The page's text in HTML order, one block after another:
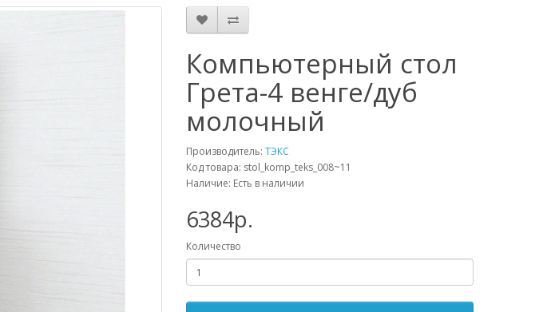
Компьютерный стол
Грета-4 венге/дуб
молочный
Производитель: ТЭКС
Код товара: stol_komp_teks_008~11
Наличие: Есть в наличии
6384p.
Количество